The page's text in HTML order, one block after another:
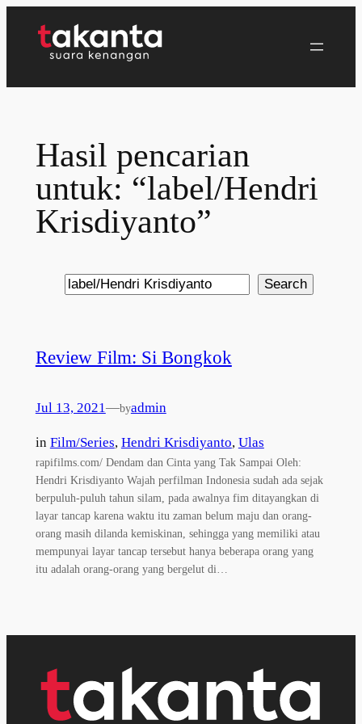
Hasil pencarian
untuk: “label/Hendri
Krisdiyanto”
Search Search
Review Film: Si Bongkok
Jul 13, 2021—byadmin
in Film/Series, Hendri Krisdiyanto, Ulas
rapifilms.com/ Dendam dan Cinta yang Tak Sampai Oleh:
Hendri Krisdiyanto Wajah perfilman Indonesia sudah ada sejak
berpuluh-puluh tahun silam, pada awalnya fim ditayangkan di
layar tancap karena waktu itu zaman belum maju dan orang-
orang masih dilanda kemiskinan, sehingga yang memiliki atau
mempunyai layar tancap tersebut hanya beberapa orang yang
itu adalah orang-orang yang bergelut di…